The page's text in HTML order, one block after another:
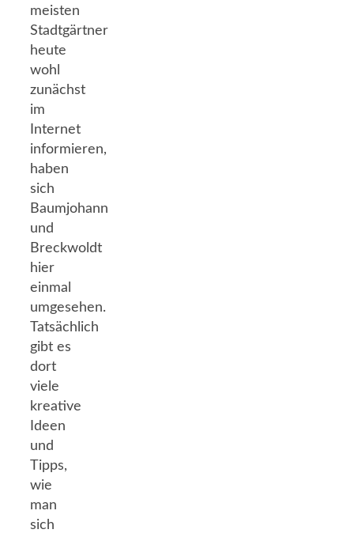
meisten
Stadtgärtner
heute
wohl
zunächst
im
Internet
informieren,
haben
sich
Baumjohann
und
Breckwoldt
hier
einmal
umgesehen.
Tatsächlich
gibt es
dort
viele
kreative
Ideen
und
Tipps,
wie
man
sich